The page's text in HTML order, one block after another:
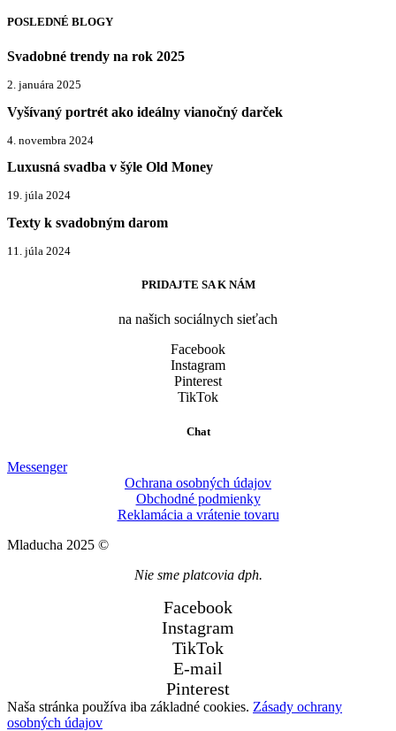
POSLEDNÉ BLOGY
Svadobné trendy na rok 2025
2. januára 2025
Vyšívaný portrét ako ideálny vianočný darček
4. novembra 2024
Luxusná svadba v šýle Old Money
19. júla 2024
Texty k svadobným darom
11. júla 2024
PRIDAJTE SA K NÁM
na našich sociálnych sieťach
Facebook
Instagram
Pinterest
TikTok
Chat
Messenger
Ochrana osobných údajov
Obchodné podmienky
Reklamácia a vrátenie tovaru
Mladucha 2025 ©
Nie sme platcovia dph.
Facebook
Instagram
TikTok
E-mail
Pinterest
Naša stránka používa iba základné cookies. Zásady ochrany
osobných údajov